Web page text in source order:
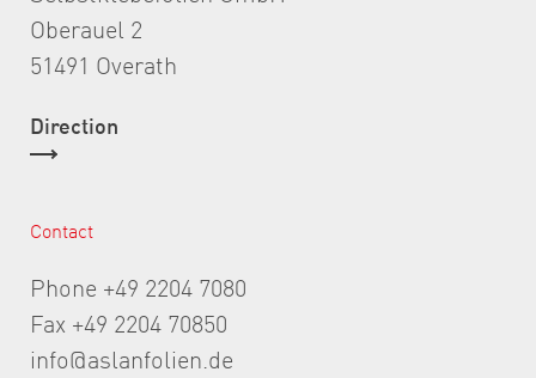
Oberauel 2
51491 Overath
Direction
Contact
Phone +49 2204 7080
Fax +49 2204 70850
info@aslanfolien.de